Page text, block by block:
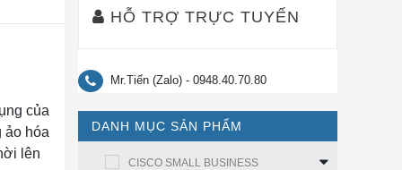
của
ảo hóa
lên
HỖ TRỢ TRỰC TUYẾN
Mr.Tiến (Zalo) - 0948.40.70.80
DANH MỤC SẢN PHẨM
CISCO SMALL BUSINESS